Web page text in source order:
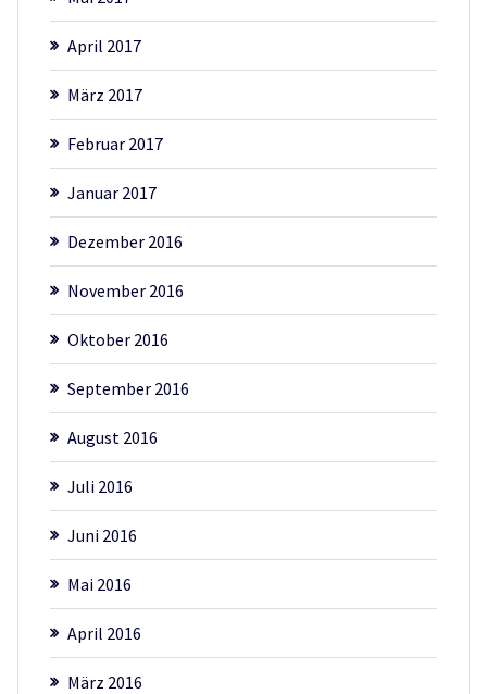
April 2017
März 2017
Februar 2017
Januar 2017
Dezember 2016
November 2016
Oktober 2016
September 2016
August 2016
Juli 2016
Juni 2016
Mai 2016
April 2016
März 2016